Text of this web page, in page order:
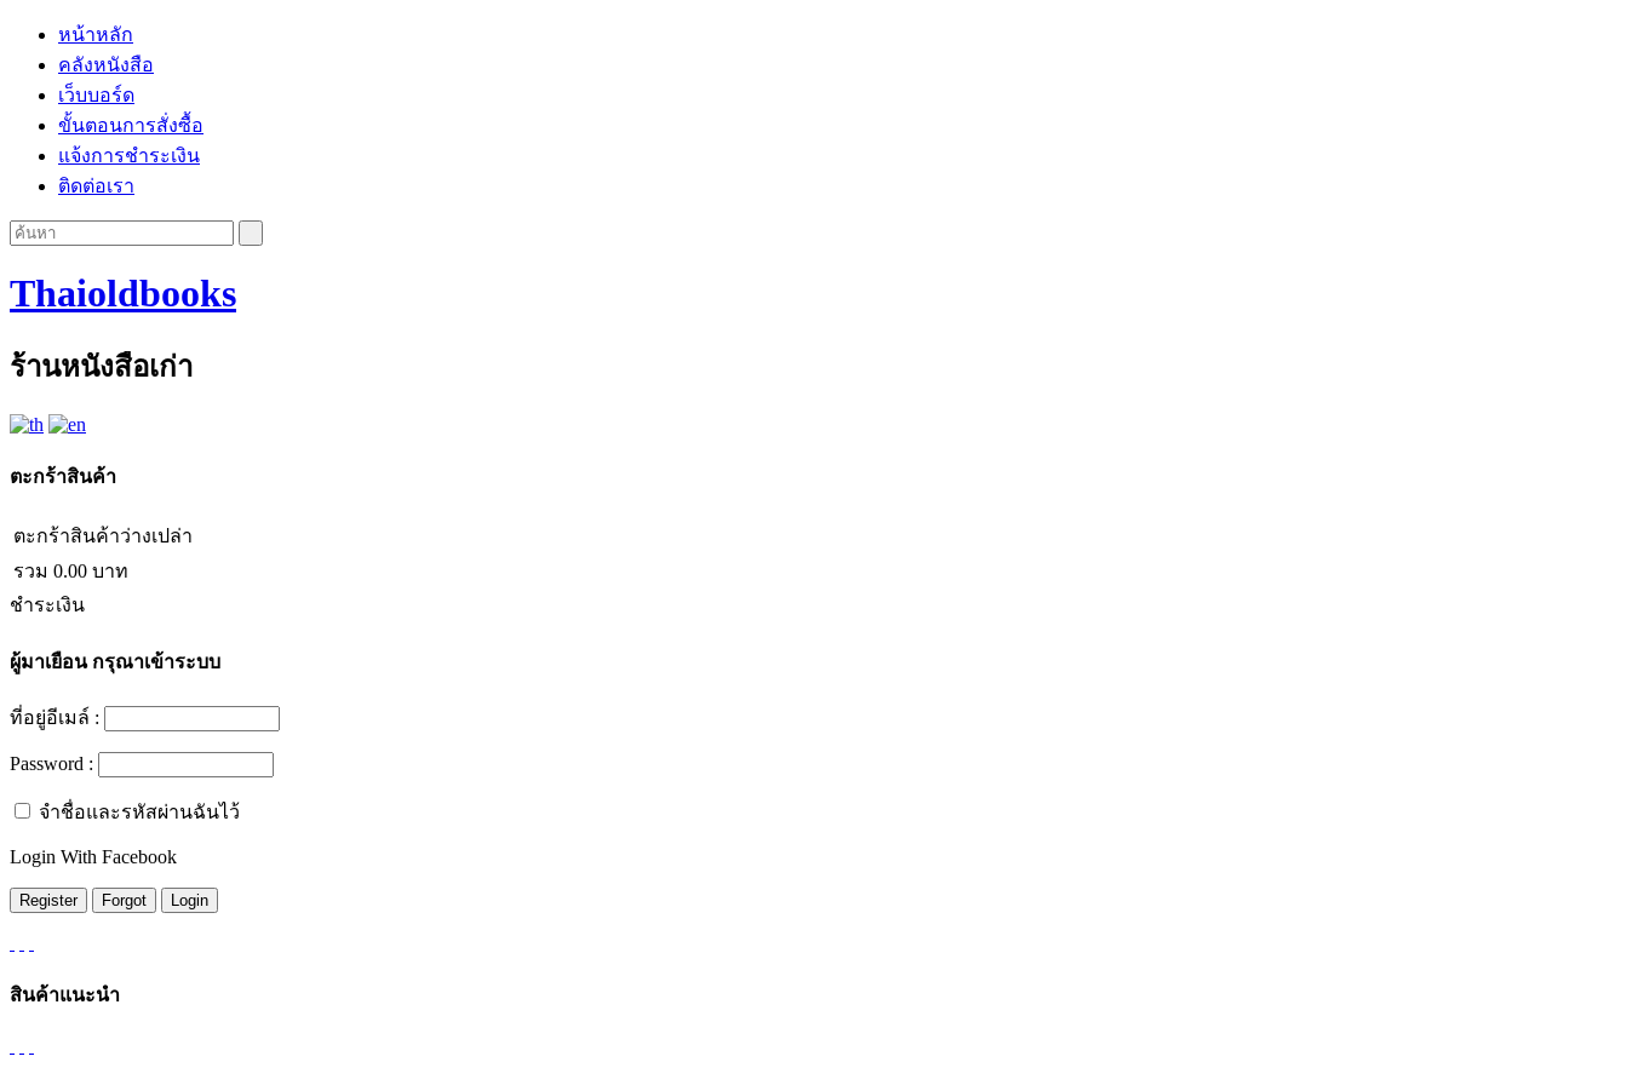
หน้าหลัก
คลังหนังสือ
เว็บบอร์ด
ขั้นตอนการสั่งซื้อ
แจ้งการชำระเงิน
ติดต่อเรา
Thaioldbooks
ร้านหนังสือเก่า
ตะกร้าสินค้า
ตะกร้าสินค้าว่างเปล่า
รวม 0.00 บาท
ชำระเงิน
ผู้มาเยือนกรุณาเข้าระบบ
ที่อยู่อีเมล์ :
Password :
จำชื่อและรหัสผ่านฉันไว้
Login With Facebook
สินค้าแนะนำ